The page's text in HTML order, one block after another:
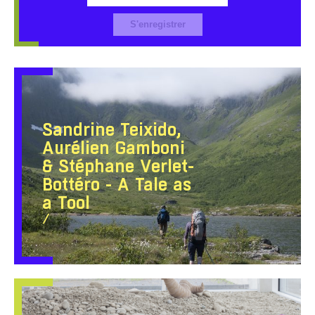
S'enregistrer
Sandrine Teixido,
Aurélien Gamboni
& Stéphane Verlet-
Bottéro - A Tale as
a Tool
/